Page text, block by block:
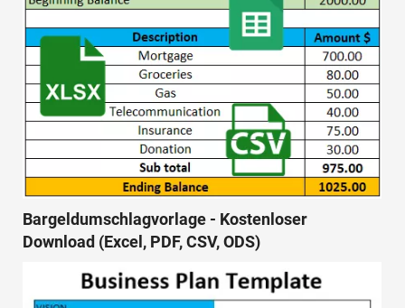
Bargeldumschlagvorlage - Kostenloser
Download (Excel, PDF, CSV, ODS)